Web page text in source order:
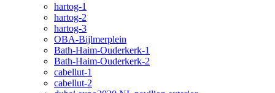
hartog-1
hartog-2
hartog-3
OBA-Bijlmerplein
Bath-Haim-Ouderkerk-1
Bath-Haim-Ouderkerk-2
cabellut-1
cabellut-2